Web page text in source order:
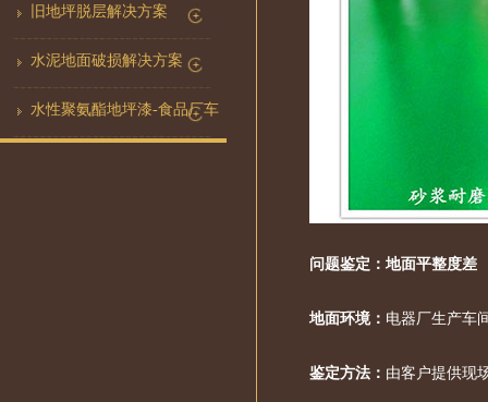
旧地坪脱层解决方案
水泥地面破损解决方案
水性聚氨酯地坪漆-食品厂车
问题鉴定：地面平整度差
地面环境： 电器厂生产车
鉴定方法： 由客户提供现